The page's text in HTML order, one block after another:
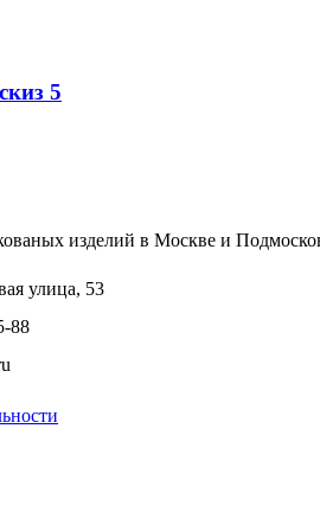
5
изделий в Москве и
улица, 53
88